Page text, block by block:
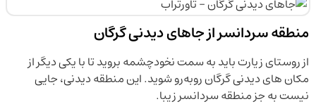
منطقه سردانسر از جاهای دیدنی گرگان
از روستای زیارت باید به سمت نخودچشمه بروید تا با یکی دیگر از
مکان های دیدنی گرگان روبه‌رو شوید. این منطقه دیدنی، جایی
نیست به جز منطقه سردانسر زیبا.